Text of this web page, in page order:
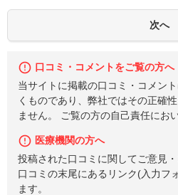
口コミ・コメントをご覧の方へ
当サイトに掲載の口コミ・コメン
くものであり、弊社ではその正確
ません。 ご覧の方の自己責任にお
医療機関の方へ
投稿された口コミに関してご意見
口コミの末尾にあるリンク(入力フ
ます。